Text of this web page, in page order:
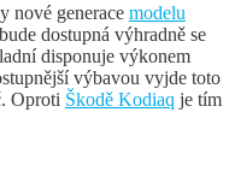
nové generace modelu
dostupná výhradně se
disponuje výkonem
výbavou vyjde toto
Oproti Škodě Kodiaq je tím